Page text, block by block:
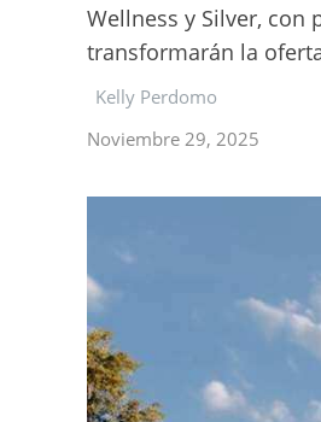
Wellness y Silver, con
transformarán la
Kelly Perdomo
Noviembre 29, 2025